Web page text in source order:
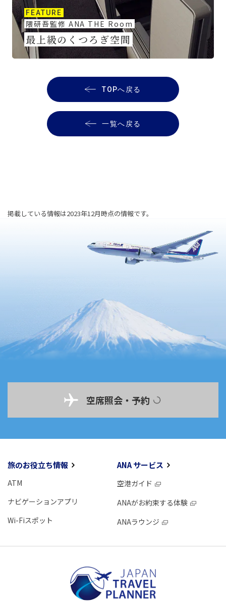
FEATURE
隈研吾監修 ANA THE Room
最上級のくつろぎ空間
TOPへ戻る
一覧へ戻る
掲載している情報は2023年12月時点の情報です。
空席照会・予約
旅のお役立ち情報
ATM
ナビゲーションアプリ
Wi-Fiスポット
ANA サービス
空港ガイド
ANAがお約束する体験
ANAラウンジ